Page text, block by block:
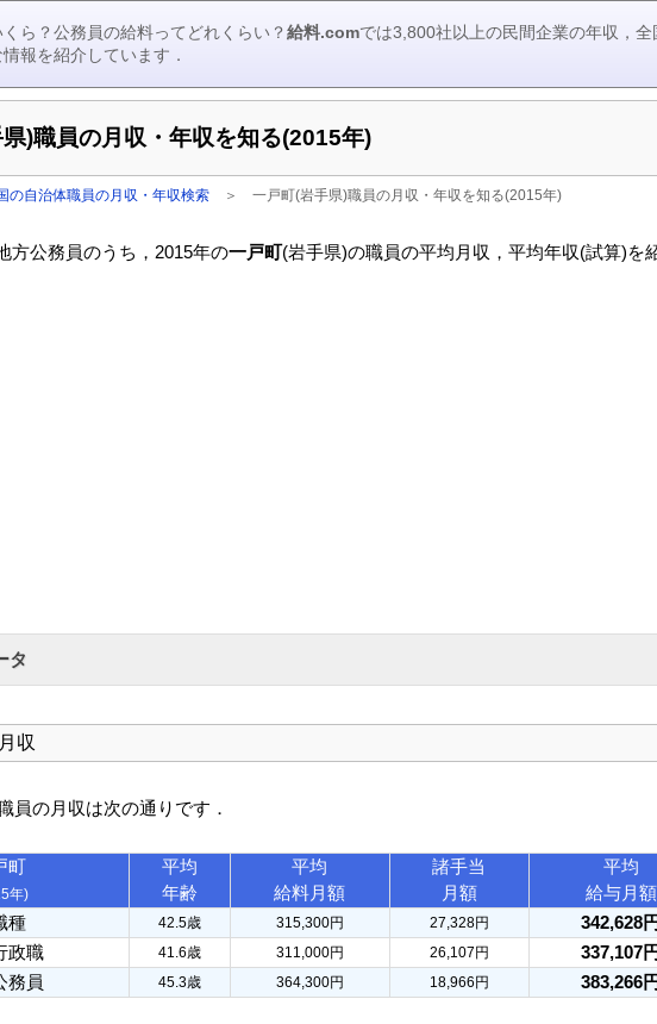
ら？公務員の給料ってどれくらい？給料.comでは3,800社以上の民間企業の年収，
報を紹介しています．
)職員の月収・年収を知る(2015年)
の自治体職員の月収・年収検索 ＞一戸町(岩手県)職員の月収・年収を知る(2015年)
方公務員のうち，2015年の一戸町(岩手県)の職員の平均月収，平均年収(試算)を
タ
収
員の月収は次の通りです．
町
年)
平均
年齢
平均
給料月額
諸手当
月額
平均
給与月額
種
42.5歳 315,300円 27,328円 342,628円
政職 41.6歳 311,000円 26,107円 337,107円
務員 45.3歳 364,300円 18,966円 383,266円